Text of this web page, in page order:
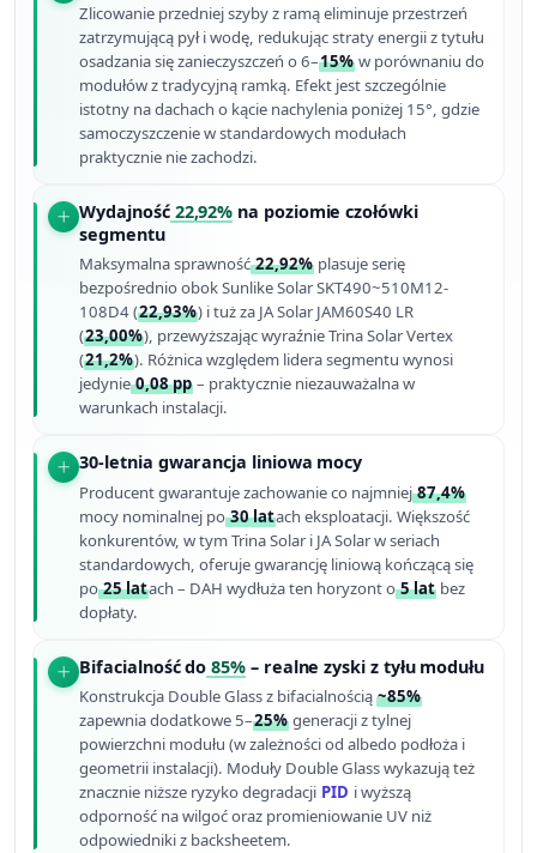
Zlicowanie przedniej szyby z ramą eliminuje przestrzeń
zatrzymującą pył i wodę, redukując straty energii z tytułu
osadzania się zanieczyszczeń o 6–15% w porównaniu do
modułów z tradycyjną ramką. Efekt jest szczególnie
istotny na dachach o kącie nachylenia poniżej 15°, gdzie
samoczyszczenie w standardowych modułach
praktycznie nie zachodzi.
Wydajność22,92% na poziomie czołówki
segmentu
Maksymalna sprawność22,92% plasuje serię
bezpośrednio obok Sunlike Solar SKT490~510M12-
108D4 (22,93%) i tuż za JA Solar JAM60S40 LR
(23,00%), przewyższając wyraźnie Trina Solar Vertex
(21,2%). Różnica względem lidera segmentu wynosi
jedynie0,08 pp – praktycznie niezauważalna w
warunkach instalacji.
30-letnia gwarancja liniowa mocy
Producent gwarantuje zachowanie co najmniej87,4%
mocy nominalnej po30 latach eksploatacji. Większość
konkurentów, w tym Trina Solar i JA Solar w seriach
standardowych, oferuje gwarancję liniową kończącą się
po25 latach – DAH wydłuża ten horyzont o5 lat bez
dopłaty.
Bifacialność do 85% – realne zyski z tyłu modułu
Konstrukcja Double Glass z bifacialnością~85%
zapewnia dodatkowe 5–25% generacji z tylnej
powierzchni modułu (w zależności od albedo podłoża i
geometrii instalacji). Moduły Double Glass wykazują też
znacznie niższe ryzyko degradacji PID i wyższą
odporność na wilgoć oraz promieniowanie UV niż
odpowiedniki z backsheetem.